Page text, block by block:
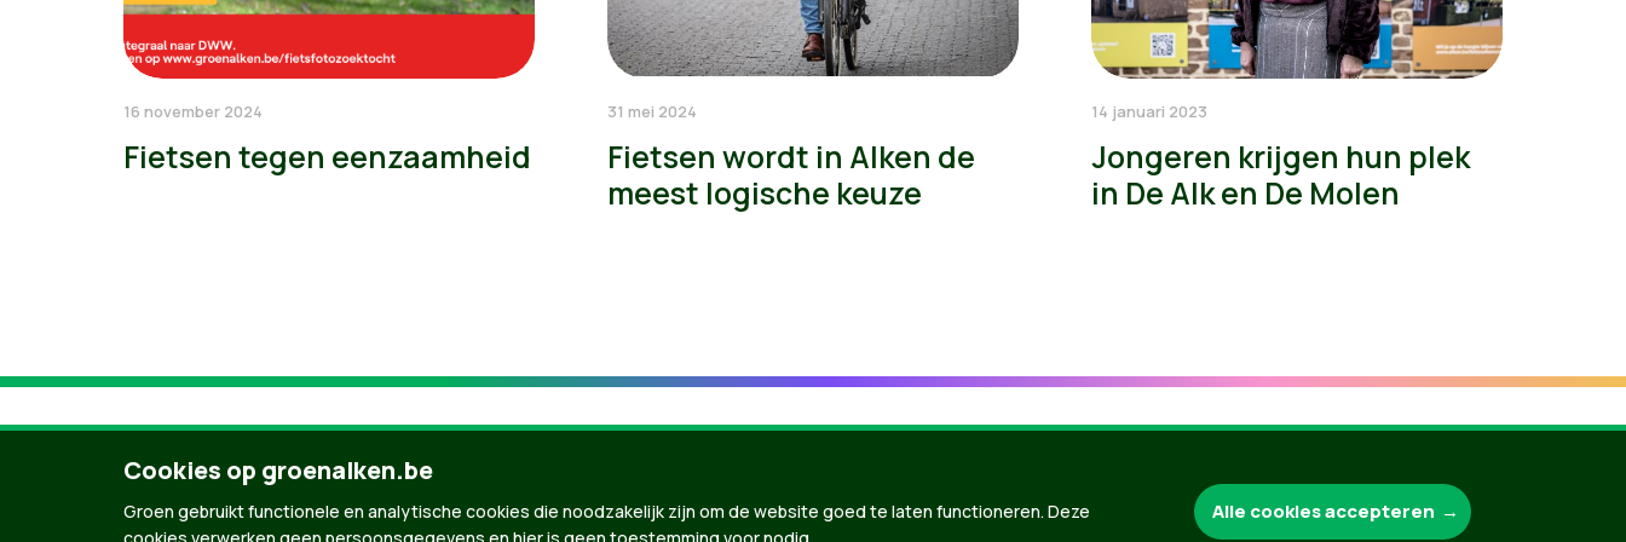
16 november 2024
Fietsen tegen eenzaamheid
31 mei 2024
Fietsen wordt in Alken de
meest logische keuze
14 januari 2023
Jongeren krijgen hun plek
in De Alk en De Molen
Groen.be
Cookies op groenalken.be
Groen gebruikt functionele en analytische cookies die noodzakelijk zijn om de website goed te laten functioneren. Deze
Alle cookies accepteren